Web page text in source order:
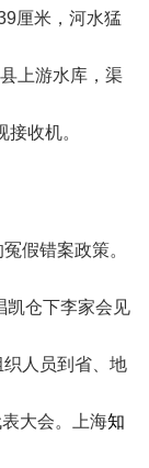
厘米，河水猛
上游水库，渠
收机。
冤假错案政策。
凯仓下李家会见
织人员到省、地
大会。上海知